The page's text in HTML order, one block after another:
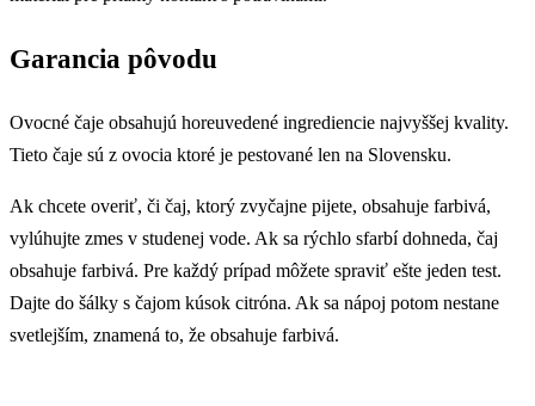
Garancia pôvodu
Ovocné čaje obsahujú horeuvedené ingrediencie najvyššej kvality.
Tieto čaje sú z ovocia ktoré je pestované len na Slovensku.
Ak chcete overiť, či čaj, ktorý zvyčajne pijete, obsahuje farbivá,
vylúhujte zmes v studenej vode. Ak sa rýchlo sfarbí dohneda, čaj
obsahuje farbivá. Pre každý prípad môžete spraviť ešte jeden test.
Dajte do šálky s čajom kúsok citróna. Ak sa nápoj potom nestane
svetlejším, znamená to, že obsahuje farbivá.